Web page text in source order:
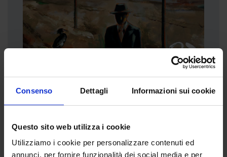
Consenso Dettagli Informazioni sui cookie
Questo sito web utilizza i cookie
Utilizziamo i cookie per personalizzare contenuti ed
annunci, per fornire funzionalità dei social media e per